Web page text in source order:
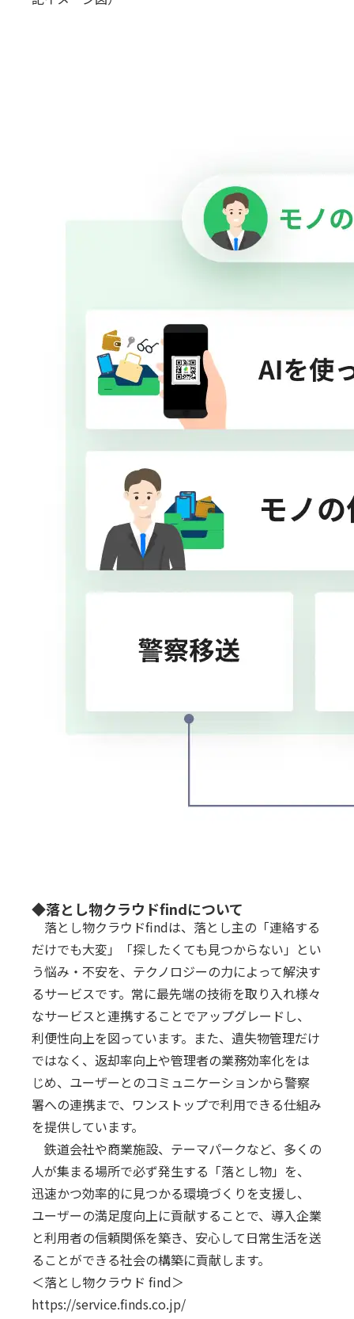
◆落とし物クラウドfindについて
落とし物クラウドfindは、落とし主の「連絡する
だけでも大変」「探したくても見つからない」とい
う悩み・不安を、テクノロジーの力によって解決す
るサービスです。常に最先端の技術を取り入れ様々
なサービスと連携することでアップグレードし、
利便性向上を図っています。また、遺失物管理だけ
ではなく、返却率向上や管理者の業務効率化をは
じめ、ユーザーとのコミュニケーションから警察
署への連携まで、ワンストップで利用できる仕組み
を提供しています。
鉄道会社や商業施設、テーマパークなど、多くの
人が集まる場所で必ず発生する「落とし物」を、
迅速かつ効率的に見つかる環境づくりを支援し、
ユーザーの満足度向上に貢献することで、導入企業
と利用者の信頼関係を築き、安心して日常生活を送
ることができる社会の構築に貢献します。
＜落とし物クラウド find＞
https://service.finds.co.jp/